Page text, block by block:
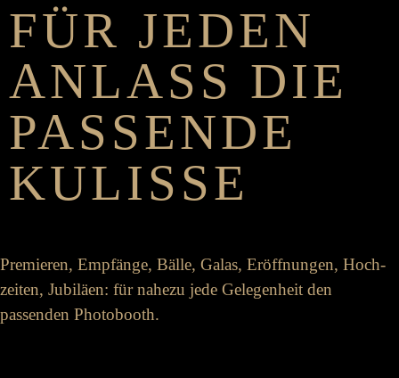
FÜR JEDEN
ANLASS DIE
PASSENDE
KULISSE
Premieren, Empfänge, Bälle, Galas, Er­öffnungen, Hoch­
zeiten, Jubiläen: für nahezu jede Ge­legen­heit den
passenden Photo­booth.